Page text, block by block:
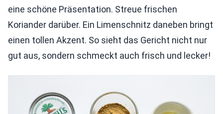
eine schöne Präsentation. Streue frischen
Koriander darüber. Ein Limenschnitz daneben bringt
einen tollen Akzent. So sieht das Gericht nicht nur
gut aus, sondern schmeckt auch frisch und lecker!